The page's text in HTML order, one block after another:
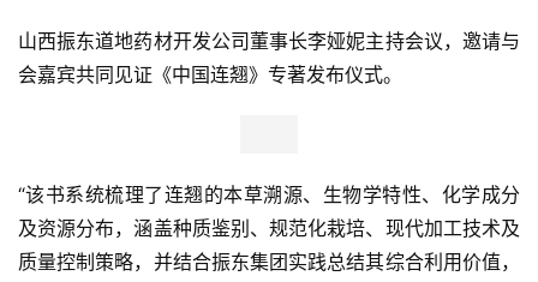
山西振东道地药材开发公司董事长李娅妮主持会议，邀请与
会嘉宾共同见证《中国连翘》专著发布仪式。
“该书系统梳理了连翘的本草溯源、生物学特性、化学成分
及资源分布，涵盖种质鉴别、规范化栽培、现代加工技术及
质量控制策略，并结合振东集团实践总结其综合利用价值，